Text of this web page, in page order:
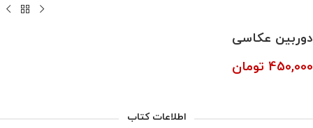
دوربین عکاسی
450,000 تومان
اطلاعات کتاب